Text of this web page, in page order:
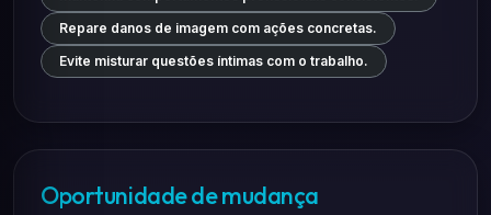
Repare danos de imagem com ações concretas.
Evite misturar questões íntimas com o trabalho.
Oportunidade de mudança